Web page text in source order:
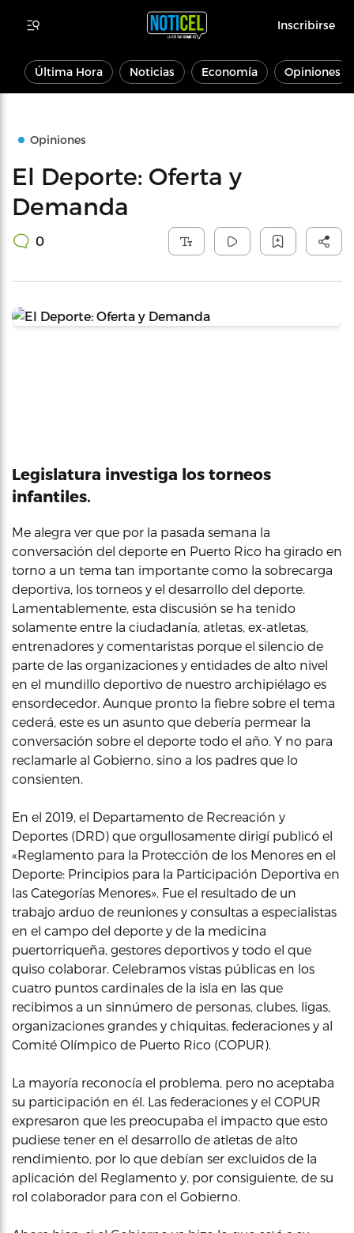
Inscribirse
Última Hora Noticias Economía Opiniones
Opiniones
El Deporte: Oferta y
Demanda
0
Legislatura investiga los torneos
infantiles.
Me alegra ver que por la pasada semana la
conversación del deporte en Puerto Rico ha girado en
torno a un tema tan importante como la sobrecarga
deportiva, los torneos y el desarrollo del deporte.
Lamentablemente, esta discusión se ha tenido
solamente entre la ciudadanía, atletas, ex-atletas,
entrenadores y comentaristas porque el silencio de
parte de las organizaciones y entidades de alto nivel
en el mundillo deportivo de nuestro archipiélago es
ensordecedor. Aunque pronto la fiebre sobre el tema
cederá, este es un asunto que debería permear la
conversación sobre el deporte todo el año. Y no para
reclamarle al Gobierno, sino a los padres que lo
consienten.
En el 2019, el Departamento de Recreación y
Deportes (DRD) que orgullosamente dirigí publicó el
«Reglamento para la Protección de los Menores en el
Deporte: Principios para la Participación Deportiva en
las Categorías Menores». Fue el resultado de un
trabajo arduo de reuniones y consultas a especialistas
en el campo del deporte y de la medicina
puertorriqueña, gestores deportivos y todo el que
quiso colaborar. Celebramos vistas públicas en los
cuatro puntos cardinales de la isla en las que
recibimos a un sinnúmero de personas, clubes, ligas,
organizaciones grandes y chiquitas, federaciones y al
Comité Olímpico de Puerto Rico (COPUR).
La mayoría reconocía el problema, pero no aceptaba
su participación en él. Las federaciones y el COPUR
expresaron que les preocupaba el impacto que esto
pudiese tener en el desarrollo de atletas de alto
rendimiento, por lo que debían ser excluidos de la
aplicación del Reglamento y, por consiguiente, de su
rol colaborador para con el Gobierno.